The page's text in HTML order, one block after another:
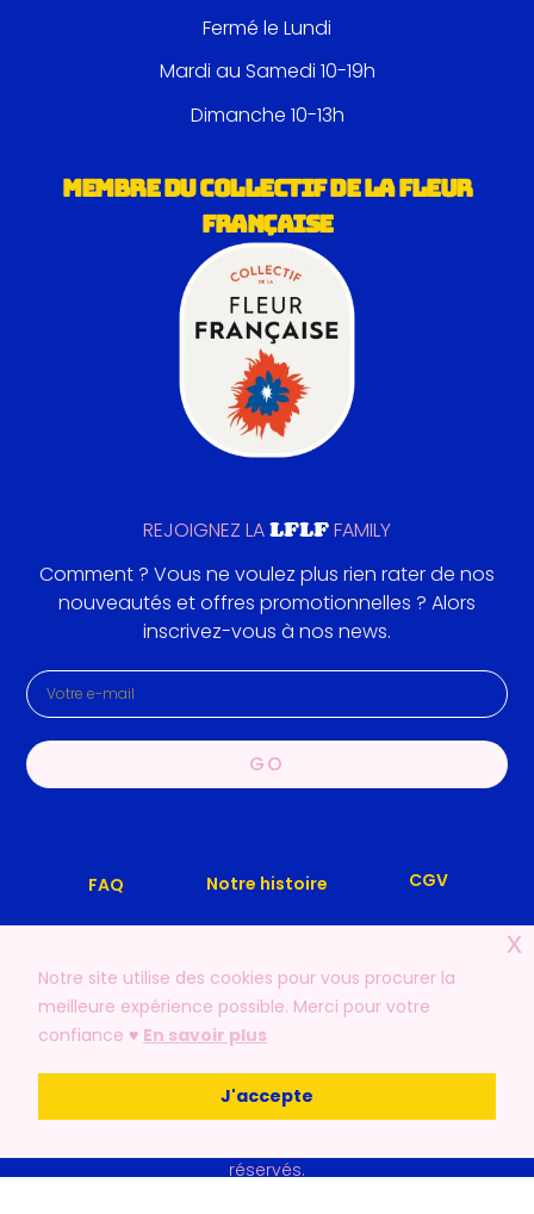
Fermé le Lundi
Mardi au Samedi 10-19h
Dimanche 10-13h
MEMBRE DU COLLECTIF DE LA FLEUR
FRANÇAISE
REJOIGNEZ LALFLFFAMILY
Comment ? Vous ne voulez plus rien rater de nos
nouveautés et offres promotionnelles ? Alors
inscrivez-vous à nos news.
GO
FAQ Notre histoire CGV
Mentions légales Nous contacter
réservés.
Notre site utilise des cookies pour vous procurer la
meilleure expérience possible. Merci pour votre
confiance ♥️ En savoir plus
J'accepte
x